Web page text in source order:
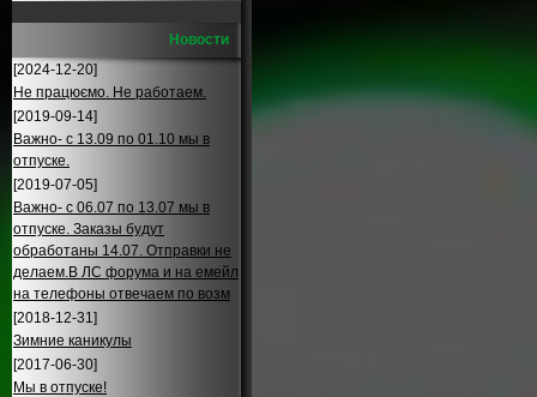
Новости
[2024-12-20]
Не працюємо. Не работаем.
[2019-09-14]
Важно- с 13.09 по 01.10 мы в
отпуске.
[2019-07-05]
Важно- с 06.07 по 13.07 мы в
отпуске. Заказы будут
обработаны 14.07. Отправки не
делаем.В ЛС форума и на емейл
на телефоны отвечаем по возм
[2018-12-31]
Зимние каникулы
[2017-06-30]
Мы в отпуске!